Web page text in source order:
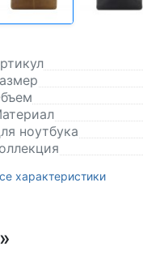
ноутбука
характеристики